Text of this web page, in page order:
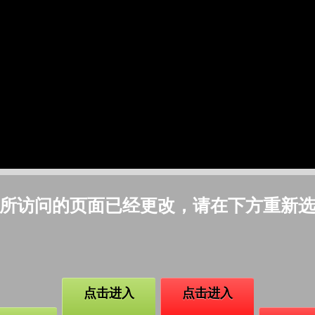
访问的页面已经更改，请在下方重新
点击进入 点击进入